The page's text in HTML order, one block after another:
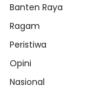
Banten Raya
Ragam
Peristiwa
Opini
Nasional